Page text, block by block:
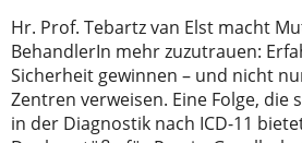
Hr. Prof. Tebartz van Elst macht
BehandlerIn mehr zuzutrauen:
Sicherheit gewinnen – und nicht
Zentren verweisen. Eine Folge,
in der Diagnostik nach ICD-11